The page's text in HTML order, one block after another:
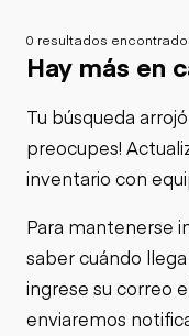
0 resultados
Hay más en
Tu búsqueda
preocupes!
inventario con
Para mantenerse
saber cuándo
ingrese su correo
enviaremos